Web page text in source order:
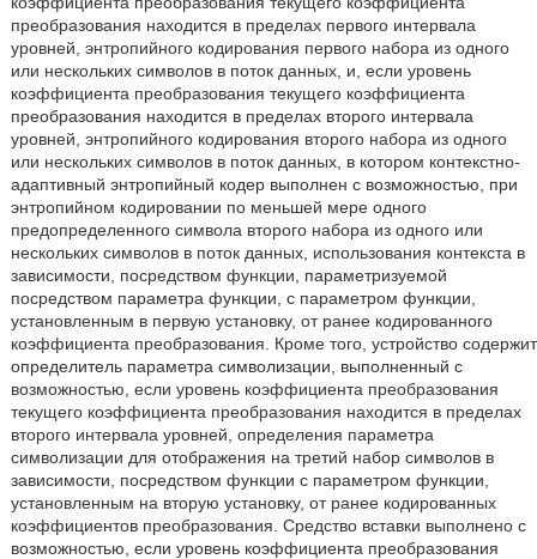
преобразования находится в пределах первого интервала
уровней, энтропийного кодирования первого набора из одного
или нескольких символов в поток данных, и, если уровень
коэффициента преобразования текущего коэффициента
преобразования находится в пределах второго интервала
уровней, энтропийного кодирования второго набора из одного
или нескольких символов в поток данных, в котором контекстно-
адаптивный энтропийный кодер выполнен с возможностью, при
энтропийном кодировании по меньшей мере одного
предопределенного символа второго набора из одного или
нескольких символов в поток данных, использования контекста в
зависимости, посредством функции, параметризуемой
посредством параметра функции, с параметром функции,
установленным в первую установку, от ранее кодированного
коэффициента преобразования. Кроме того, устройство содержит
определитель параметра символизации, выполненный с
возможностью, если уровень коэффициента преобразования
текущего коэффициента преобразования находится в пределах
второго интервала уровней, определения параметра
символизации для отображения на третий набор символов в
зависимости, посредством функции с параметром функции,
установленным на вторую установку, от ранее кодированных
коэффициентов преобразования. Средство вставки выполнено с
возможностью, если уровень коэффициента преобразования